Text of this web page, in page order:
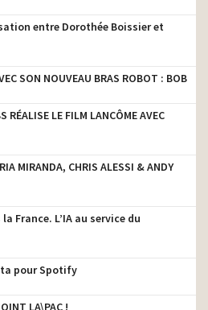
entre Dorothée Boissier et
SON NOUVEAU BRAS ROBOT : BOB
RÉALISE LE FILM LANCÔME AVEC
MIRANDA, CHRIS ALESSI & ANDY
France. L’IA au service du
pour Spotify
LA\PAC !